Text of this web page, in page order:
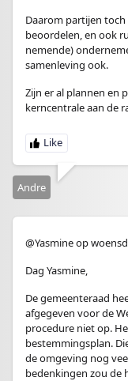
Daarom partijen
beoordelen, en ook
nemende)
samenleving ook.
Zijn er al plannen en
kerncentrale aan de
Andre
@Yasmine op
Dag Yasmine,
De gemeenteraad
afgegeven voor de
procedure niet op.
bestemmingsplan.
de omgeving nog
bedenkingen zou de